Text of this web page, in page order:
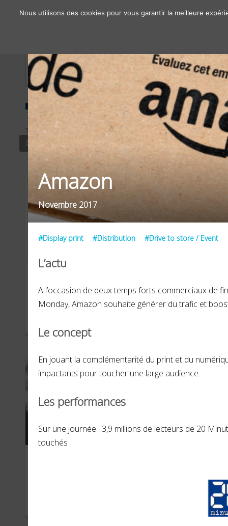
À propos Nos solutions
TYPE
DISPLAY PRINT
SECTEUR
DISTRIBUTION
MAI
Amazon
Novembre 2017
#Display print #Distribution #Drive to store / Event
L’actu
A l’occasion de deux temps forts commerciaux de
Monday, Amazon souhaite générer du trafic et
Le concept
En jouant la complémentarité du print et du
impactants pour toucher une large audience.
Les performances
Sur une journée : 3,9 millions de lecteurs de 20
touchés
Nous utilisons des cookies pour vous garantir la meilleure